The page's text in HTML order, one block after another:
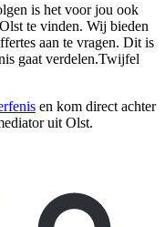
is het voor jou ook
te vinden. Wij bieden
aan te vragen. Dit is
gaat verdelen.Twijfel
en kom direct achter
uit Olst.